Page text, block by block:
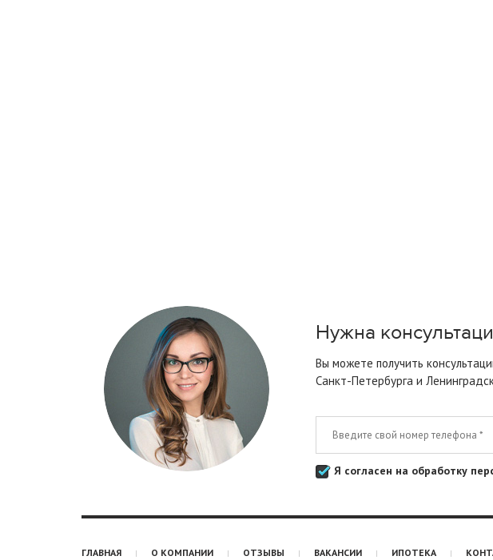
Нужна
Вы можете получить
Санкт-Петербургаи
Я согласен на обработку
ГЛАВНАЯ О КОМПАНИИ ОТЗЫВЫ ВАКАНСИИ ИПОТЕКА